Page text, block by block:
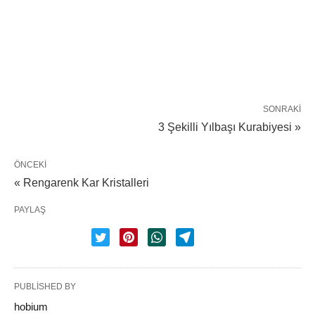
SONRAKI
3 Şekilli Yılbaşı Kurabiyesi »
ÖNCEKI
« Rengarenk Kar Kristalleri
PAYLAŞ
PUBLISHED BY
hobium